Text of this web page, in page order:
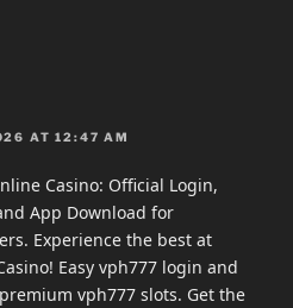
AT 12:47 AM
Casino: Official Login,
App Download for
Experience the best at
Easy vph777 login and
vph777 slots. Get the